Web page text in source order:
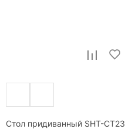
Стол придиванный SHT-CT23